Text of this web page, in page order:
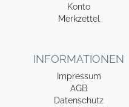
Konto
Merkzettel
INFORMATIONEN
Impressum
AGB
Datenschutz